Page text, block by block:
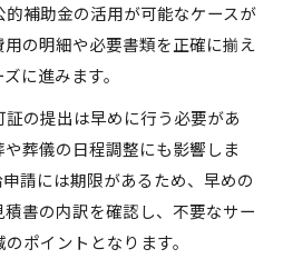
補助金の活用が可能なケースが
の明細や必要書類を正確に揃え
に進みます。
の提出は早めに行う必要があ
葬儀の日程調整にも影響しま
請には期限があるため、早めの
書の内訳を確認し、不要なサー
ポイントとなります。